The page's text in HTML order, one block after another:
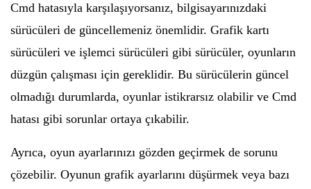
Cmd hatasıyla karşılaşıyorsanız, bilgisayarınızdaki
sürücüleri de güncellemeniz önemlidir. Grafik kartı
sürücüleri ve işlemci sürücüleri gibi sürücüler, oyunların
düzgün çalışması için gereklidir. Bu sürücülerin güncel
olmadığı durumlarda, oyunlar istikrarsız olabilir ve Cmd
hatası gibi sorunlar ortaya çıkabilir.
Ayrıca, oyun ayarlarınızı gözden geçirmek de sorunu
çözebilir. Oyunun grafik ayarlarını düşürmek veya bazı